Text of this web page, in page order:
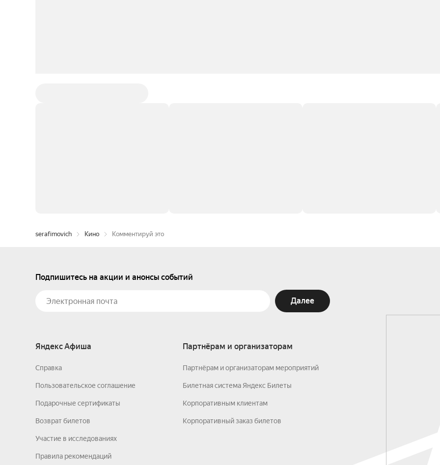
serafimovich Кино Комментируй это
Подпишитесь на акции и анонсы событий
Далее
Яндекс Афиша
Справка
Пользовательское соглашение
Подарочные сертификаты
Возврат билетов
Участие в исследованиях
Правила рекомендаций
Партнёрам и организаторам
Партнёрам и организаторам мероприятий
Билетная система Яндекс Билеты
Корпоративным клиентам
Корпоративный заказ билетов